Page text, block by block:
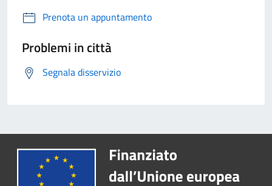
Prenota un appuntamento
Problemi in città
Segnala disservizio